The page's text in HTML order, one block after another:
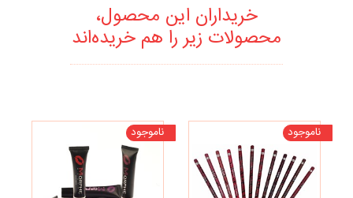
خریداران این محصول،
محصولات زیر را هم خریده‌اند
ناموجود ناموجود